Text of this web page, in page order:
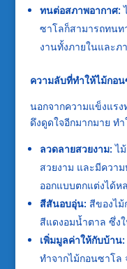
ทนต่อสภาพอากาศ:
ซาโลก็สามารถทนท
งานทั้งภายในและภ
ความลับที่ทำให้ไม้กอ
นอกจากความแข็งแร
ดึงดูดใจอีกมากมาย ท
ลวดลายสวยงาม: ไ
สวยงาม และมีควา
ออกแบบตกแต่งได้ห
สีสันอบอุ่น: สีของไ
สีแดงอมน้ำตาล ซึ่ง
เพิ่มมูลค่าให้กับบ้าน:
ทำจากไม้กอนซาโล